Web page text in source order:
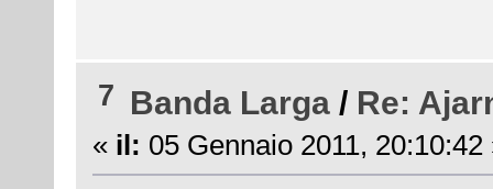
7 Banda Larga / Re:
« il: 05 Gennaio 2011, 20:10:42